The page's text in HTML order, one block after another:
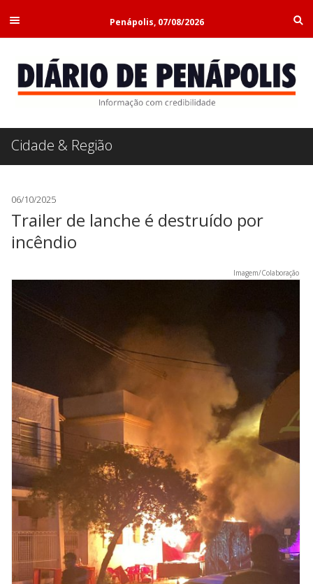
Penápolis, 07/08/2026
Cidade & Região
06/10/2025
Trailer de lanche é destruído por
incêndio
Imagem/Colaboração